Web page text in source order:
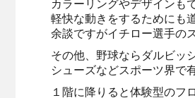
カラーリングやデザインも
軽快な動きをするためにも
余談ですがイチロー選手の
その他、野球ならダルビッ
シューズなどスポーツ界で
１階に降りると体験型のフ